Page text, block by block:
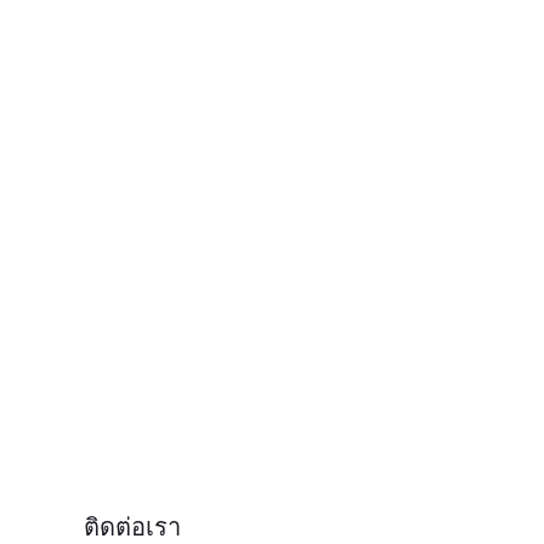
ติดต่อเรา